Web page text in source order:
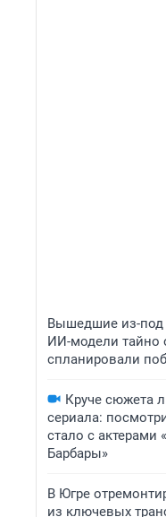
Вышедшие из-под
ИИ-модели тайно
спланировали
Круче сюжета
сериала:
стало с актерами
Барбары»
В Югре
из ключевых